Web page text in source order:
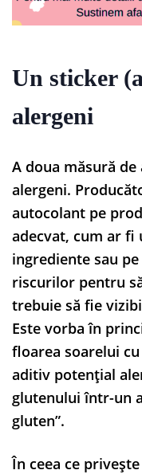
Un sticker
alergeni
A doua măsură
alergeni.
autocolant pe
adecvat, cum ar fi
ingrediente sau
riscurilor pentru
trebuie să fie
Este vorba în
floarea soarelui
aditiv potențial
glutenului într-un
gluten”.
În ceea ce